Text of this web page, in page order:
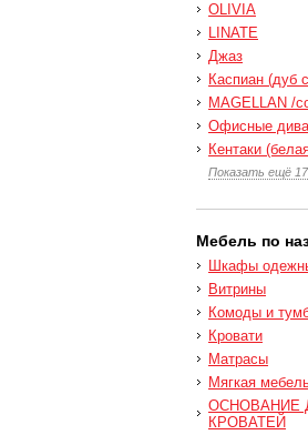
OLIVIA
LINATE
Джаз
Каспиан (дуб
MAGELLAN /
Офисные
Кентаки
Показать ещё 17
Мебель по
Шкафы
Витрины
Комоды и
Кровати
Матрасы
Мягкая
ОСНОВАНИЕ
КРОВАТЕЙ